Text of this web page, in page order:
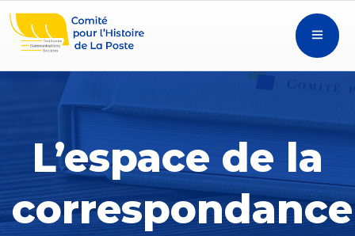
L’espace de la
correspondance